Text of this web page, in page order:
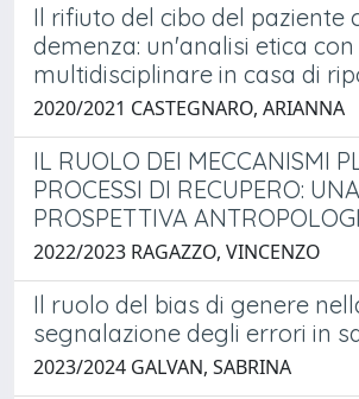
Il rifiuto del cibo del paziente
demenza: un'analisi etica
multidisciplinare in casa di
2020/2021 CASTEGNARO, ARIANNA
IL RUOLO DEI MECCANISMI
PROCESSI DI RECUPERO: UNA
PROSPETTIVA
2022/2023 RAGAZZO, VINCENZO
Il ruolo del bias di genere
segnalazione degli errori in
2023/2024 GALVAN, SABRINA